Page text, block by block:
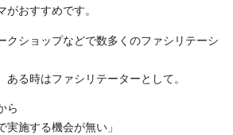
がおすすめです。
クショップなどで数多くのファシリテーシ
ある時はファシリテーターとして。
ら
実施する機会が無い」